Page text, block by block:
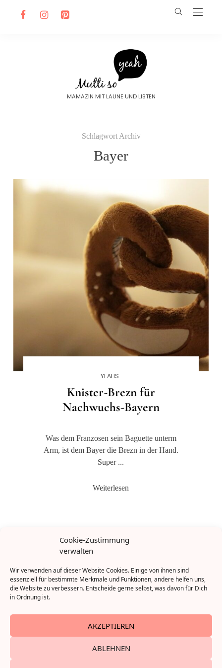
Cookie-Zustimmung
verwalten
Wir verwenden auf dieser Website Cookies. Einige von ihnen sind
essenziell für bestimmte Merkmale und Funktionen, andere helfen uns,
die Website zu verbessern. Entscheide gerne selbst, was davon für Dich
in Ordnung ist.
AKZEPTIEREN
ABLEHNEN
MAMAZIN MIT LAUNE UND LISTEN
Schlagwort Archiv
Bayer
YEAHS
Knister-Brezn für
Nachwuchs-Bayern
Was dem Franzosen sein Baguette unterm
Arm, ist dem Bayer die Brezn in der Hand.
Super ...
Weiterlesen